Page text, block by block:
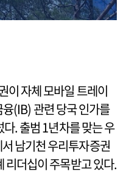
이 자체 모바일 트레이
(IB) 관련 당국 인가를
. 출범 1년차를 맞는 우
남기천 우리투자증권
리더십이 주목받고 있다.